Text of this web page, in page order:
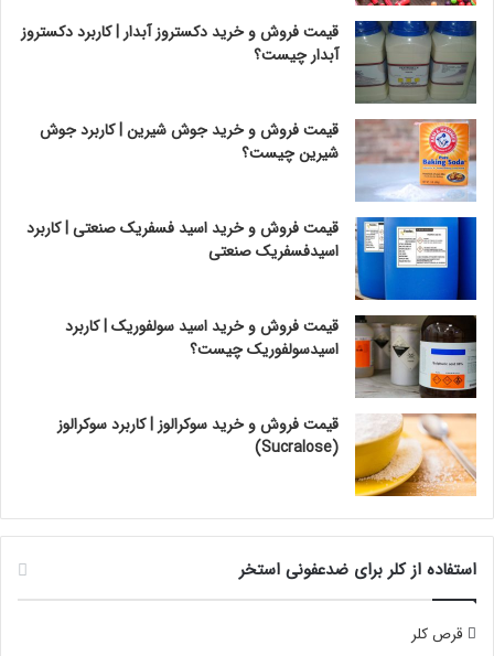
قیمت فروش و خرید دکستروز آبدار | کاربرد دکستروز
آبدار چیست؟
قیمت فروش و خرید جوش شیرین | کاربرد جوش
شیرین چیست؟
قیمت فروش و خرید اسید فسفریک صنعتی | کاربرد
اسیدفسفریک صنعتی
قیمت فروش و خرید اسید سولفوریک | کاربرد
اسیدسولفوریک چیست؟
قیمت فروش و خرید سوکرالوز | کاربرد سوکرالوز
(Sucralose)
استفاده از کلر برای ضدعفونی استخر
قرص کلر